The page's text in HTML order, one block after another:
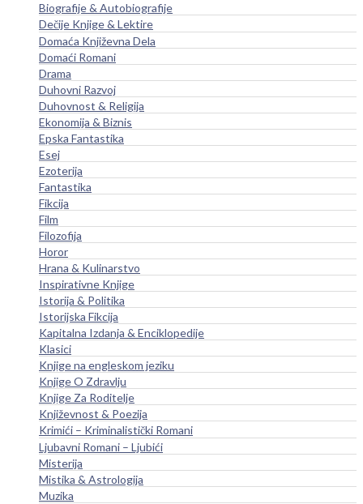
Biografije & Autobiografije
Dečije Knjige & Lektire
Domaća Književna Dela
Domaći Romani
Drama
Duhovni Razvoj
Duhovnost & Religija
Ekonomija & Biznis
Epska Fantastika
Esej
Ezoterija
Fantastika
Fikcija
Film
Filozofija
Horor
Hrana & Kulinarstvo
Inspirativne Knjige
Istorija & Politika
Istorijska Fikcija
Kapitalna Izdanja & Enciklopedije
Klasici
Knjige na engleskom jeziku
Knjige O Zdravlju
Knjige Za Roditelje
Književnost & Poezija
Krimići – Kriminalistički Romani
Ljubavni Romani – Ljubići
Misterija
Mistika & Astrologija
Muzika